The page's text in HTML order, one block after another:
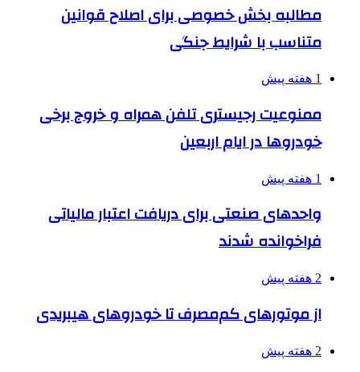
مطالبه بخش خصوصی برای اصلاح قوانین
متناسب با شرایط جنگی
1 هفته پیش
ممنوعیت رجیستری تلفن همراه و خروج برخی
خودروها در ایام اربعین
1 هفته پیش
واحدهای صنعتی برای دریافت اعتبار مالیاتی
فراخوانده شدند
2 هفته پیش
از موتورهای کم‌مصرف تا خودروهای هیبریدی
2 هفته پیش